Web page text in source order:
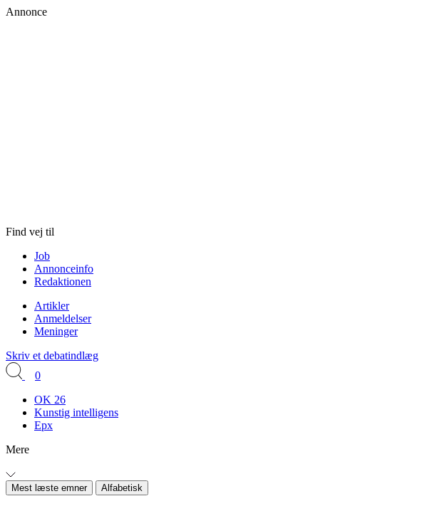
Annonce
Find vej til
Job
Annonceinfo
Redaktionen
Artikler
Anmeldelser
Meninger
Skriv et debatindlæg
0
OK 26
Kunstig intelligens
Epx
Mere
Mest læste emner Alfabetisk